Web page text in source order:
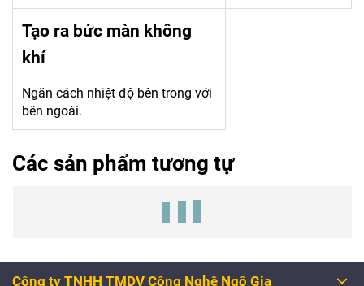
Tạo ra bức màn không
khí
Ngăn cách nhiệt độ bên trong với
bên ngoài.
Các sản phẩm tương tự
Công ty TNHH TMDV Công Nghệ Ngô Gia